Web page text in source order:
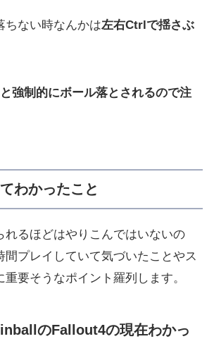
ちない時なんかは左右Ctrlで揺さぶ
強制的にボール落とされるので注
わかったこと
れるほどはやりこんではいないの
間プレイしていて気づいたことやス
要そうなポイント羅列します。
のFallout4の現在わかっ